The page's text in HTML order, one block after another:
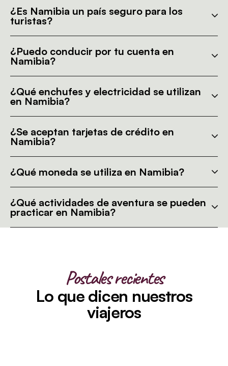
¿Es Namibia un país seguro para los
turistas?
¿Puedo conducir por tu cuenta en
Namibia?
¿Qué enchufes y electricidad se utilizan
en Namibia?
¿Se aceptan tarjetas de crédito en
Namibia?
¿Qué moneda se utiliza en Namibia?
¿Qué actividades de aventura se pueden
practicar en Namibia?
Postales recientes
Lo que dicen nuestros
viajeros